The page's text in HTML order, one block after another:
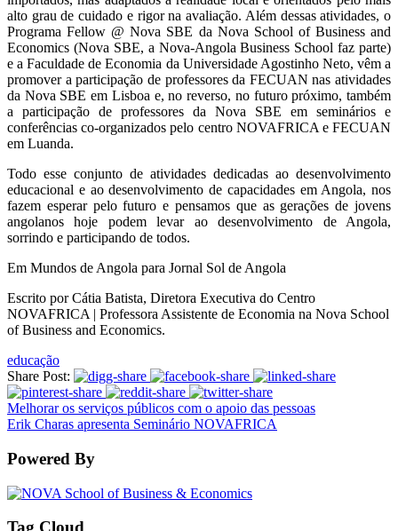
alto grau de cuidado e rigor na avaliação. Além dessas atividades, o
Programa Fellow @ Nova SBE da Nova School of Business and
Economics (Nova SBE, a Nova-Angola Business School faz parte)
e a Faculdade de Economia da Universidade Agostinho Neto, vêm a
promover a participação de professores da FECUAN nas atividades
da Nova SBE em Lisboa e, no reverso, no futuro próximo, também
a participação de professores da Nova SBE em seminários e
conferências co-organizados pelo centro NOVAFRICA e FECUAN
em Luanda.
Todo esse conjunto de atividades dedicadas ao desenvolvimento
educacional e ao desenvolvimento de capacidades em Angola, nos
fazem esperar pelo futuro e pensamos que as gerações de jovens
angolanos hoje podem levar ao desenvolvimento de Angola,
sorrindo e participando de todos.
Em Mundos de Angola para Jornal Sol de Angola
Escrito por Cátia Batista, Diretora Executiva do Centro
NOVAFRICA | Professora Assistente de Economia na Nova School
of Business and Economics.
educação
Share Post:
Melhorar os serviços públicos com o apoio das pessoas
Erik Charas apresenta Seminário NOVAFRICA
Powered By